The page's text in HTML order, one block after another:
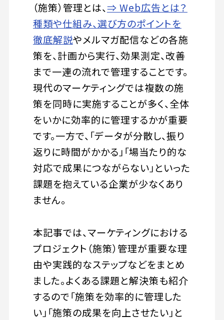
（施策）管理とは、⇒ Web広告とは？
種類や仕組み、選び方のポイントを
徹底解説やメルマガ配信などの各施
策を、計画から実行、効果測定、改善
まで一連の流れで管理することです。
現代のマーケティングでは複数の施
策を同時に実施することが多く、全体
をいかに効率的に管理するかが重要
です。一方で、「データが分散し、振り
返りに時間がかかる」「場当たり的な
対応で成果につながらない」といった
課題を抱えている企業が少なくあり
ません。
本記事では、マーケティングにおける
プロジェクト（施策）管理が重要な理
由や実践的なステップなどをまとめ
ました。よくある課題と解決策も紹介
するので「施策を効率的に管理した
い」「施策の成果を向上させたい」と